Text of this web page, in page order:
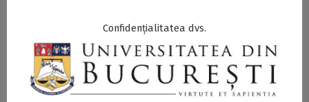
Seminariile Consciousness and Cognition: An
Interdisciplinary Approachsunt organizate de dr. Diana
Stanciu,visiting scholar
al Secției de Științe Umaniste a
Institutului de Cercetare al Universității din București în
Confidențialitatea dvs.